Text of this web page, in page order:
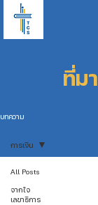
ที่มา
บทความ
All Posts
จากใจ
เลขาธิการ
การเงิน